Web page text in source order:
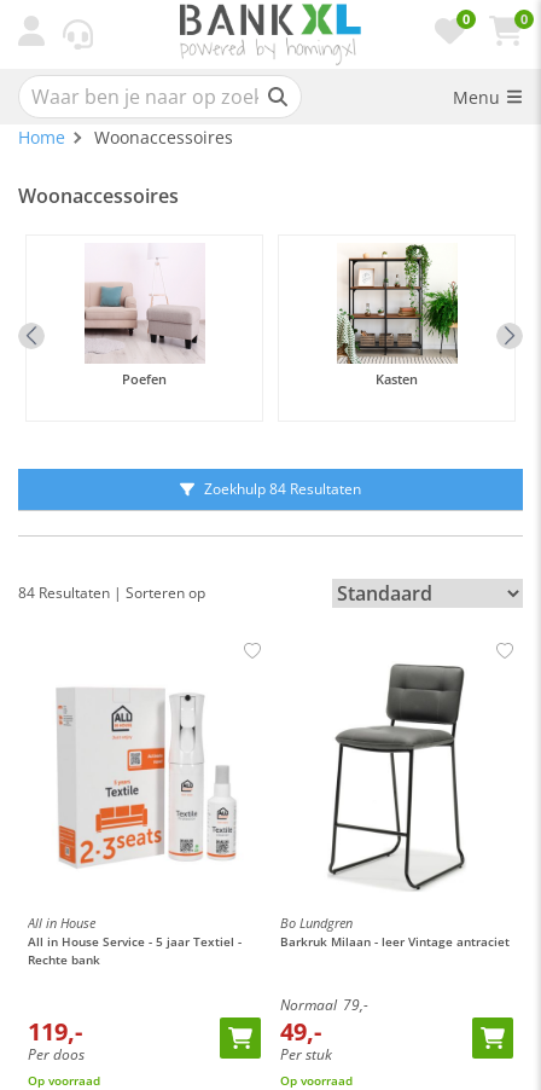
0 0
Menu
Home
Woonaccessoires
Woonaccessoires
Poefen Kasten
Zoekhulp 84 Resultaten
84 Resultaten | Sorteren op
All in House
All in House Service - 5 jaar Textiel -
Rechte bank
119,-
Per doos
Op voorraad
Bo Lundgren
Barkruk Milaan - leer Vintage antraciet
Normaal 79,-
49,-
Per stuk
Op voorraad